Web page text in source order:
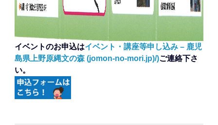
イベントのお申込はイベント・講座等申し込み – 鹿児
島県上野原縄文の森 (jomon-no-mori.jp)/)ご連絡下さ
い。